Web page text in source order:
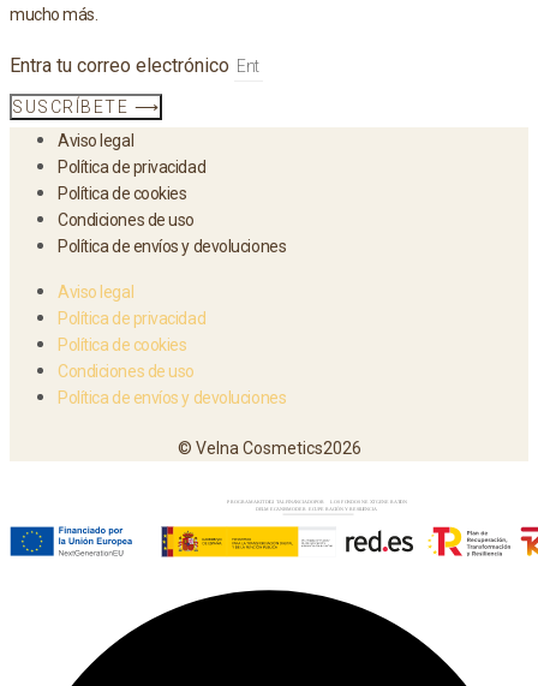
mucho más.
Entra tu correo electrónico
SUSCRÍBETE ⟶
Aviso legal
Política de privacidad
Política de cookies
Condiciones de uso
Política de envíos y devoluciones
Aviso legal
Política de privacidad
Política de cookies
Condiciones de uso
Política de envíos y devoluciones
© Velna Cosmetics2026